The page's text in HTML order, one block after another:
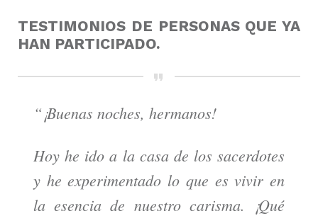
TESTIMONIOS DE PERSONAS QUE YA
HAN PARTICIPADO.
“¡Buenas noches, hermanos!
Hoy he ido a la casa de los sacerdotes
y he experimentado lo que es vivir en
la esencia de nuestro carisma. ¡Qué